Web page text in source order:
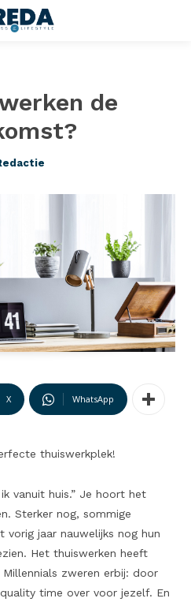
de
X WhatsApp
thuiswerkplek!
vanuit huis.” Je hoort het
Sterker nog, sommige
vorig jaar nauwelijks nog hun
Het thuiswerken heeft
zweren erbij: door
time over voor jezelf. En